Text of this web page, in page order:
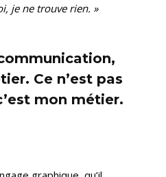
je ne trouve rien. »
Ce n’est pas
mon métier.